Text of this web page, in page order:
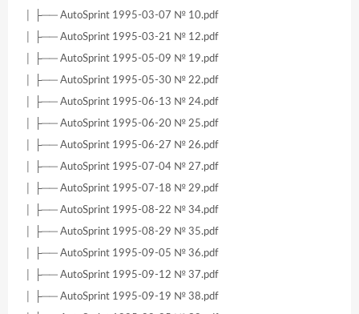
│ ├── AutoSprint 1995-03-07 № 10.pdf
│ ├── AutoSprint 1995-03-21 № 12.pdf
│ ├── AutoSprint 1995-05-09 № 19.pdf
│ ├── AutoSprint 1995-05-30 № 22.pdf
│ ├── AutoSprint 1995-06-13 № 24.pdf
│ ├── AutoSprint 1995-06-20 № 25.pdf
│ ├── AutoSprint 1995-06-27 № 26.pdf
│ ├── AutoSprint 1995-07-04 № 27.pdf
│ ├── AutoSprint 1995-07-18 № 29.pdf
│ ├── AutoSprint 1995-08-22 № 34.pdf
│ ├── AutoSprint 1995-08-29 № 35.pdf
│ ├── AutoSprint 1995-09-05 № 36.pdf
│ ├── AutoSprint 1995-09-12 № 37.pdf
│ ├── AutoSprint 1995-09-19 № 38.pdf